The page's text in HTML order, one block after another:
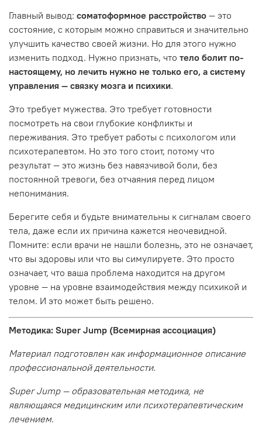
Главный вывод: соматоформное расстройство — это
состояние, с которым можно справиться и значительно
улучшить качество своей жизни. Но для этого нужно
изменить подход. Нужно признать, что тело болит по-
настоящему, но лечить нужно не только его, а систему
управления — связку мозга и психики.
Это требует мужества. Это требует готовности
посмотреть на свои глубокие конфликты и
переживания. Это требует работы с психологом или
психотерапевтом. Но это того стоит, потому что
результат — это жизнь без навязчивой боли, без
постоянной тревоги, без отчаяния перед лицом
непонимания.
Берегите себя и будьте внимательны к сигналам своего
тела, даже если их причина кажется неочевидной.
Помните: если врачи не нашли болезнь, это не означает,
что вы здоровы или что вы симулируете. Это просто
означает, что ваша проблема находится на другом
уровне — на уровне взаимодействия между психикой и
телом. И это может быть решено.
Методика: Super Jump (Всемирная ассоциация)
Материал подготовлен как информационное описание
профессиональной деятельности.
Super Jump — образовательная методика, не
являющаяся медицинским или психотерапевтическим
лечением.